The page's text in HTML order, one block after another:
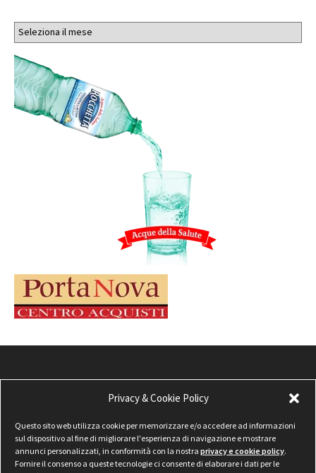
Privacy & Cookie Policy
Questo sito web utilizza cookie per memorizzare e/o accedere ad informazioni
sul dispositivo al fine di migliorare l'esperienza di navigazione e mostrare
annunci personalizzati, in conformità con la nostra privacy e cookie policy.
Fornire il consenso a queste tecnologie ci consente di elaborare i dati per le
Archivi